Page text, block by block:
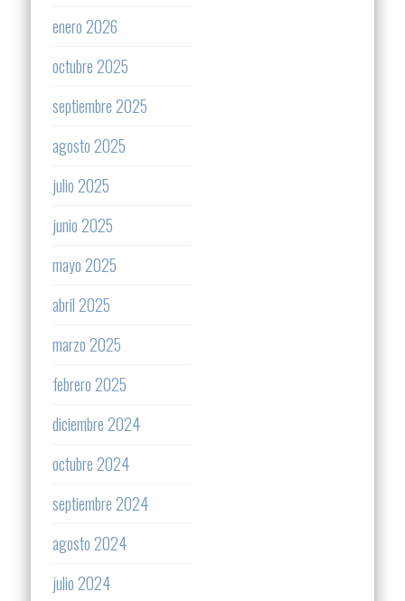
enero 2026
octubre 2025
septiembre 2025
agosto 2025
julio 2025
junio 2025
mayo 2025
abril 2025
marzo 2025
febrero 2025
diciembre 2024
octubre 2024
septiembre 2024
agosto 2024
julio 2024